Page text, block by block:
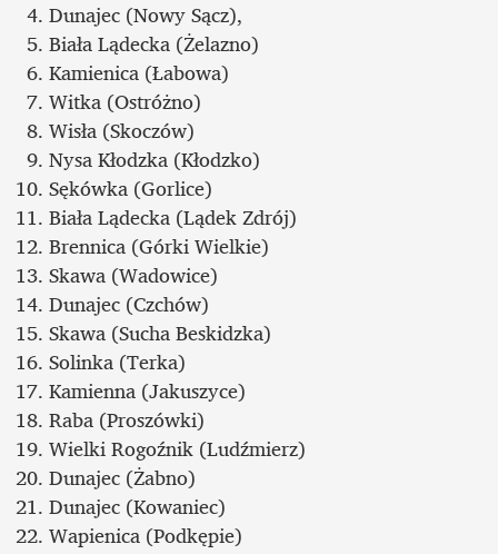
Dunajec (Nowy Sącz),
Biała Lądecka (Żelazno)
Kamienica (Łabowa)
Witka (Ostróżno)
Wisła (Skoczów)
Nysa Kłodzka (Kłodzko)
Sękówka (Gorlice)
Biała Lądecka (Lądek Zdrój)
Brennica (Górki Wielkie)
Skawa (Wadowice)
Dunajec (Czchów)
Skawa (Sucha Beskidzka)
Solinka (Terka)
Kamienna (Jakuszyce)
Raba (Proszówki)
Wielki Rogoźnik (Ludźmierz)
Dunajec (Żabno)
Dunajec (Kowaniec)
Wapienica (Podkępie)